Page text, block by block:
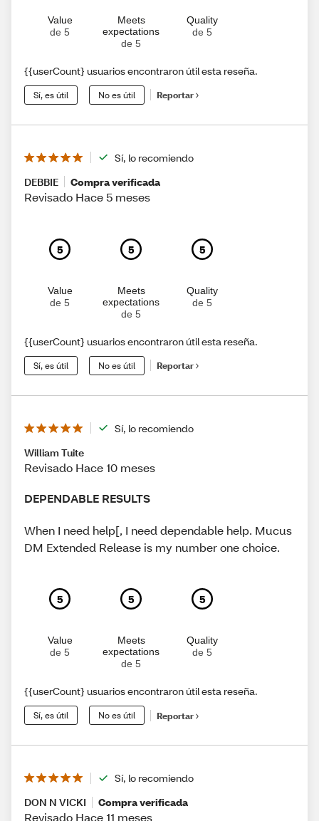
Value
de 5
Meets
expectations
de 5
Quality
de 5
{{userCount} usuarios encontraron útil esta reseña.
Sí, es útil No es útil Reportar
Sí, lo recomiendo
DEBBIE
Compra verificada
Revisado Hace 5 meses
5
Value
de 5
5
Meets
expectations
de 5
5
Quality
de 5
{{userCount} usuarios encontraron útil esta reseña.
Sí, es útil No es útil Reportar
Sí, lo recomiendo
William Tuite
Revisado Hace 10 meses
DEPENDABLE RESULTS
When I need help[, I need dependable help. Mucus
DM Extended Release is my number one choice.
5
Value
de 5
5
Meets
expectations
de 5
5
Quality
de 5
{{userCount} usuarios encontraron útil esta reseña.
Sí, es útil No es útil Reportar
Sí, lo recomiendo
DON N VICKI
Compra verificada
Revisado Hace 11 meses